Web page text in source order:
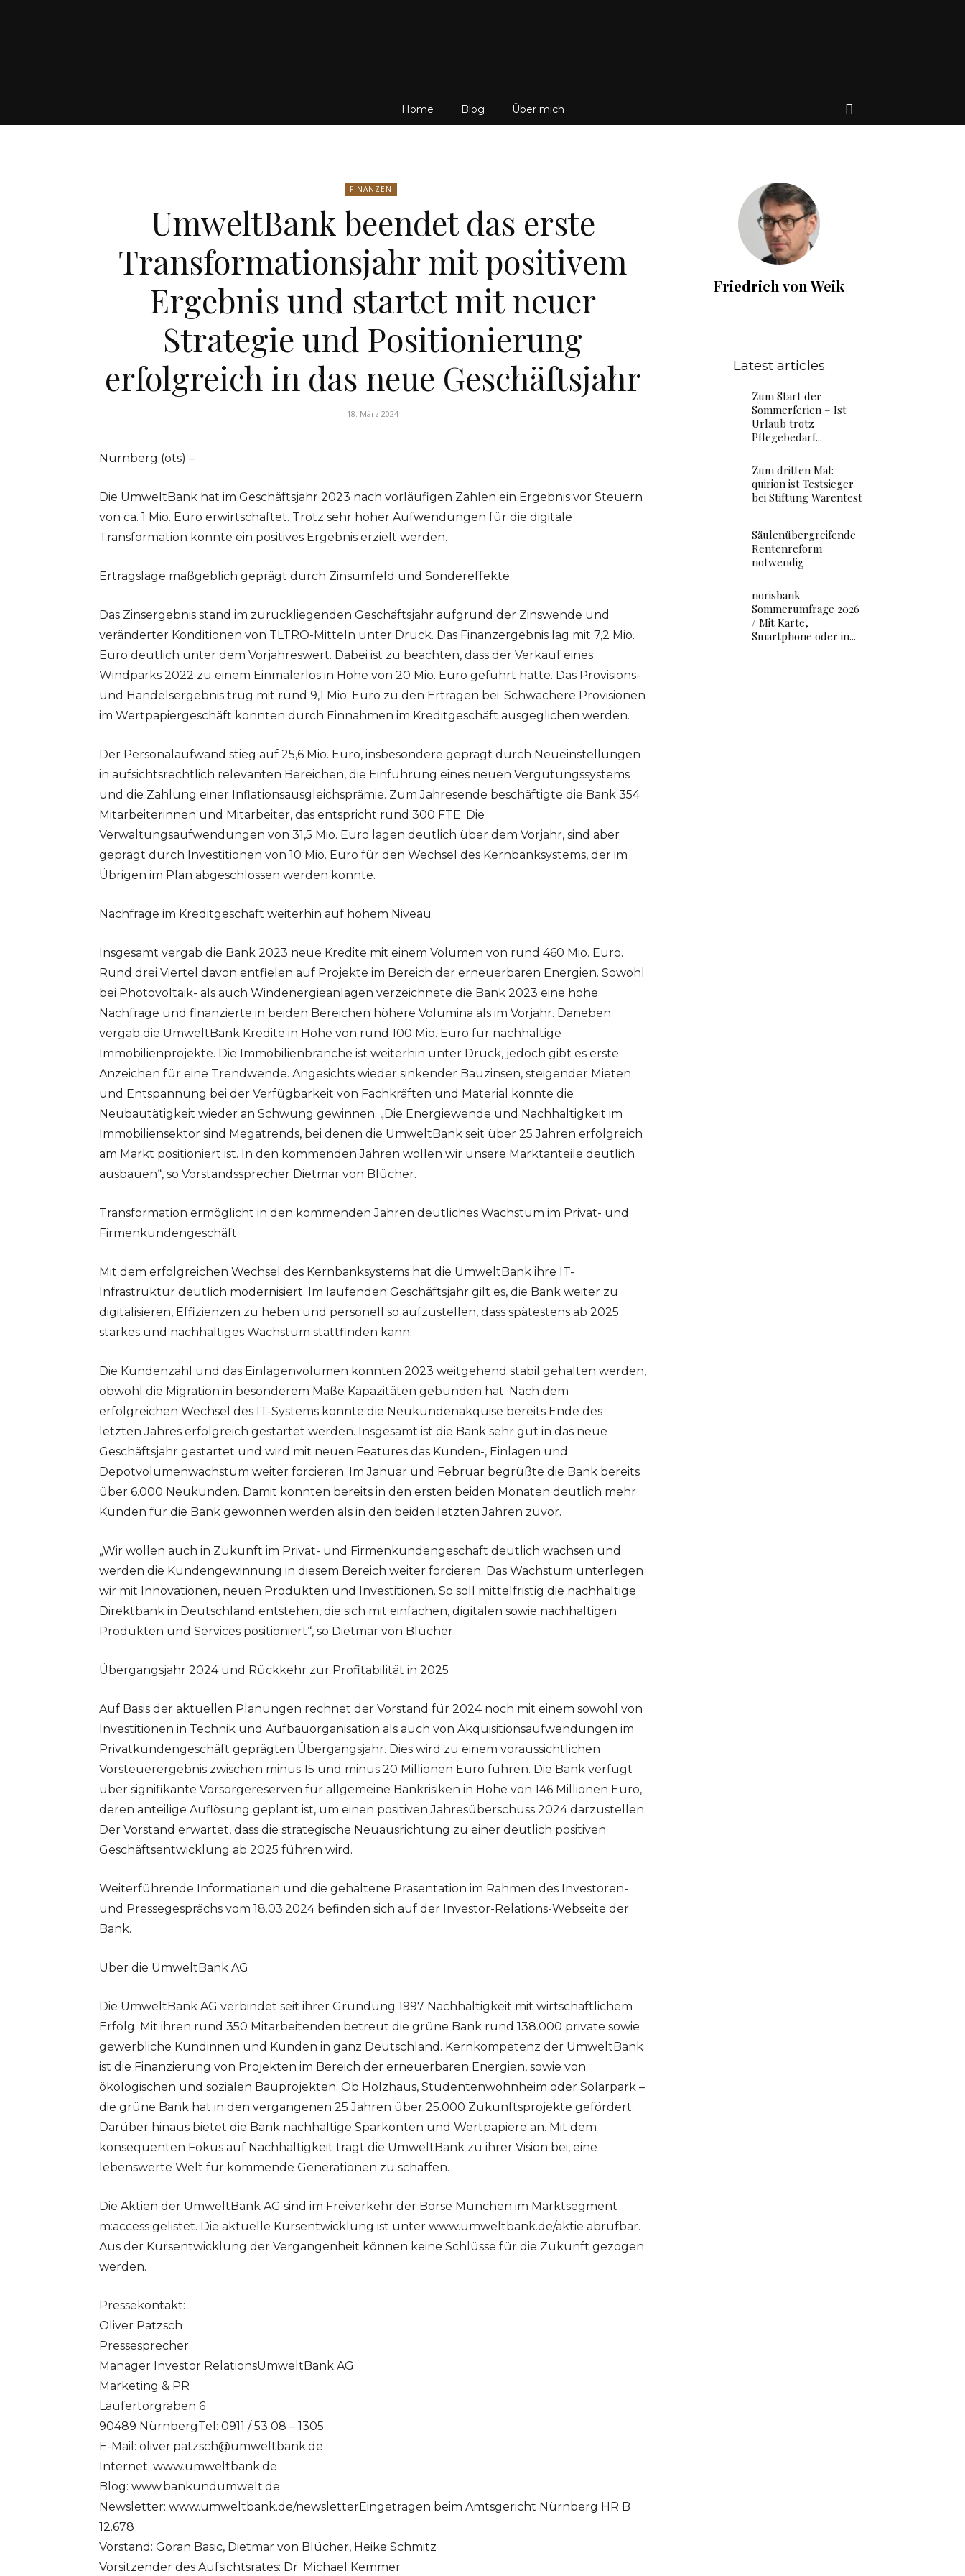
Weik
Home Blog Über mich
FINANZEN
UmweltBank beendet das erste
Transformationsjahr mit positivem
Ergebnis und startet mit neuer
Strategie und Positionierung
erfolgreich in das neue Geschäftsjahr
18. März 2024
Nürnberg (ots) –
Die UmweltBank hat im Geschäftsjahr 2023 nach vorläufigen Zahlen ein Ergebnis vor Steuern
von ca. 1 Mio. Euro erwirtschaftet. Trotz sehr hoher Aufwendungen für die digitale
Transformation konnte ein positives Ergebnis erzielt werden.
Ertragslage maßgeblich geprägt durch Zinsumfeld und Sondereffekte
Das Zinsergebnis stand im zurückliegenden Geschäftsjahr aufgrund der Zinswende und
veränderter Konditionen von TLTRO-Mitteln unter Druck. Das Finanzergebnis lag mit 7,2 Mio.
Euro deutlich unter dem Vorjahreswert. Dabei ist zu beachten, dass der Verkauf eines
Windparks 2022 zu einem Einmalerlös in Höhe von 20 Mio. Euro geführt hatte. Das Provisions-
und Handelsergebnis trug mit rund 9,1 Mio. Euro zu den Erträgen bei. Schwächere Provisionen
im Wertpapiergeschäft konnten durch Einnahmen im Kreditgeschäft ausgeglichen werden.
Der Personalaufwand stieg auf 25,6 Mio. Euro, insbesondere geprägt durch Neueinstellungen
in aufsichtsrechtlich relevanten Bereichen, die Einführung eines neuen Vergütungssystems
und die Zahlung einer Inflationsausgleichsprämie. Zum Jahresende beschäftigte die Bank 354
Mitarbeiterinnen und Mitarbeiter, das entspricht rund 300 FTE. Die
Verwaltungsaufwendungen von 31,5 Mio. Euro lagen deutlich über dem Vorjahr, sind aber
geprägt durch Investitionen von 10 Mio. Euro für den Wechsel des Kernbanksystems, der im
Übrigen im Plan abgeschlossen werden konnte.
Nachfrage im Kreditgeschäft weiterhin auf hohem Niveau
Insgesamt vergab die Bank 2023 neue Kredite mit einem Volumen von rund 460 Mio. Euro.
Rund drei Viertel davon entfielen auf Projekte im Bereich der erneuerbaren Energien. Sowohl
bei Photovoltaik- als auch Windenergieanlagen verzeichnete die Bank 2023 eine hohe
Nachfrage und finanzierte in beiden Bereichen höhere Volumina als im Vorjahr. Daneben
vergab die UmweltBank Kredite in Höhe von rund 100 Mio. Euro für nachhaltige
Immobilienprojekte. Die Immobilienbranche ist weiterhin unter Druck, jedoch gibt es erste
Anzeichen für eine Trendwende. Angesichts wieder sinkender Bauzinsen, steigender Mieten
und Entspannung bei der Verfügbarkeit von Fachkräften und Material könnte die
Neubautätigkeit wieder an Schwung gewinnen. „Die Energiewende und Nachhaltigkeit im
Immobiliensektor sind Megatrends, bei denen die UmweltBank seit über 25 Jahren erfolgreich
am Markt positioniert ist. In den kommenden Jahren wollen wir unsere Marktanteile deutlich
ausbauen“, so Vorstandssprecher Dietmar von Blücher.
Transformation ermöglicht in den kommenden Jahren deutliches Wachstum im Privat- und
Firmenkundengeschäft
Mit dem erfolgreichen Wechsel des Kernbanksystems hat die UmweltBank ihre IT-
Infrastruktur deutlich modernisiert. Im laufenden Geschäftsjahr gilt es, die Bank weiter zu
digitalisieren, Effizienzen zu heben und personell so aufzustellen, dass spätestens ab 2025
starkes und nachhaltiges Wachstum stattfinden kann.
Die Kundenzahl und das Einlagenvolumen konnten 2023 weitgehend stabil gehalten werden,
obwohl die Migration in besonderem Maße Kapazitäten gebunden hat. Nach dem
erfolgreichen Wechsel des IT-Systems konnte die Neukundenakquise bereits Ende des
letzten Jahres erfolgreich gestartet werden. Insgesamt ist die Bank sehr gut in das neue
Geschäftsjahr gestartet und wird mit neuen Features das Kunden-, Einlagen und
Depotvolumenwachstum weiter forcieren. Im Januar und Februar begrüßte die Bank bereits
über 6.000 Neukunden. Damit konnten bereits in den ersten beiden Monaten deutlich mehr
Kunden für die Bank gewonnen werden als in den beiden letzten Jahren zuvor.
„Wir wollen auch in Zukunft im Privat- und Firmenkundengeschäft deutlich wachsen und
werden die Kundengewinnung in diesem Bereich weiter forcieren. Das Wachstum unterlegen
wir mit Innovationen, neuen Produkten und Investitionen. So soll mittelfristig die nachhaltige
Direktbank in Deutschland entstehen, die sich mit einfachen, digitalen sowie nachhaltigen
Produkten und Services positioniert“, so Dietmar von Blücher.
Übergangsjahr 2024 und Rückkehr zur Profitabilität in 2025
Auf Basis der aktuellen Planungen rechnet der Vorstand für 2024 noch mit einem sowohl von
Investitionen in Technik und Aufbauorganisation als auch von Akquisitionsaufwendungen im
Privatkundengeschäft geprägten Übergangsjahr. Dies wird zu einem voraussichtlichen
Vorsteuerergebnis zwischen minus 15 und minus 20 Millionen Euro führen. Die Bank verfügt
über signifikante Vorsorgereserven für allgemeine Bankrisiken in Höhe von 146 Millionen Euro,
deren anteilige Auflösung geplant ist, um einen positiven Jahresüberschuss 2024 darzustellen.
Der Vorstand erwartet, dass die strategische Neuausrichtung zu einer deutlich positiven
Geschäftsentwicklung ab 2025 führen wird.
Weiterführende Informationen und die gehaltene Präsentation im Rahmen des Investoren-
und Pressegesprächs vom 18.03.2024 befinden sich auf der Investor-Relations-Webseite der
Bank.
Über die UmweltBank AG
Die UmweltBank AG verbindet seit ihrer Gründung 1997 Nachhaltigkeit mit wirtschaftlichem
Erfolg. Mit ihren rund 350 Mitarbeitenden betreut die grüne Bank rund 138.000 private sowie
gewerbliche Kundinnen und Kunden in ganz Deutschland. Kernkompetenz der UmweltBank
ist die Finanzierung von Projekten im Bereich der erneuerbaren Energien, sowie von
ökologischen und sozialen Bauprojekten. Ob Holzhaus, Studentenwohnheim oder Solarpark –
die grüne Bank hat in den vergangenen 25 Jahren über 25.000 Zukunftsprojekte gefördert.
Darüber hinaus bietet die Bank nachhaltige Sparkonten und Wertpapiere an. Mit dem
konsequenten Fokus auf Nachhaltigkeit trägt die UmweltBank zu ihrer Vision bei, eine
lebenswerte Welt für kommende Generationen zu schaffen.
Die Aktien der UmweltBank AG sind im Freiverkehr der Börse München im Marktsegment
m:access gelistet. Die aktuelle Kursentwicklung ist unter www.umweltbank.de/aktie abrufbar.
Aus der Kursentwicklung der Vergangenheit können keine Schlüsse für die Zukunft gezogen
werden.
Pressekontakt:
Oliver Patzsch
Pressesprecher
Manager Investor RelationsUmweltBank AG
Marketing & PR
Laufertorgraben 6
90489 NürnbergTel: 0911 / 53 08 – 1305
E-Mail: oliver.patzsch@umweltbank.de
Internet: www.umweltbank.de
Blog: www.bankundumwelt.de
Newsletter: www.umweltbank.de/newsletterEingetragen beim Amtsgericht Nürnberg HR B
12.678
Vorstand: Goran Basic, Dietmar von Blücher, Heike Schmitz
Vorsitzender des Aufsichtsrates: Dr. Michael Kemmer
Friedrich von Weik
Latest articles
Zum Start der
Sommerferien – Ist
Urlaub trotz
Pflegebedarf...
Zum dritten Mal:
quirion ist Testsieger
bei Stiftung Warentest
Säulenübergreifende
Rentenreform
notwendig
norisbank
Sommerumfrage 2026
/ Mit Karte,
Smartphone oder in...